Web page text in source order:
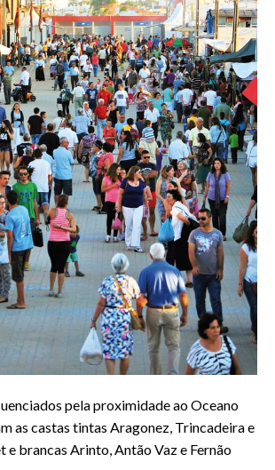
pela proximidade ao Oceano
as castas tintas Aragonez, Trincadeira e
e brancas Arinto, Antão Vaz e Fernão